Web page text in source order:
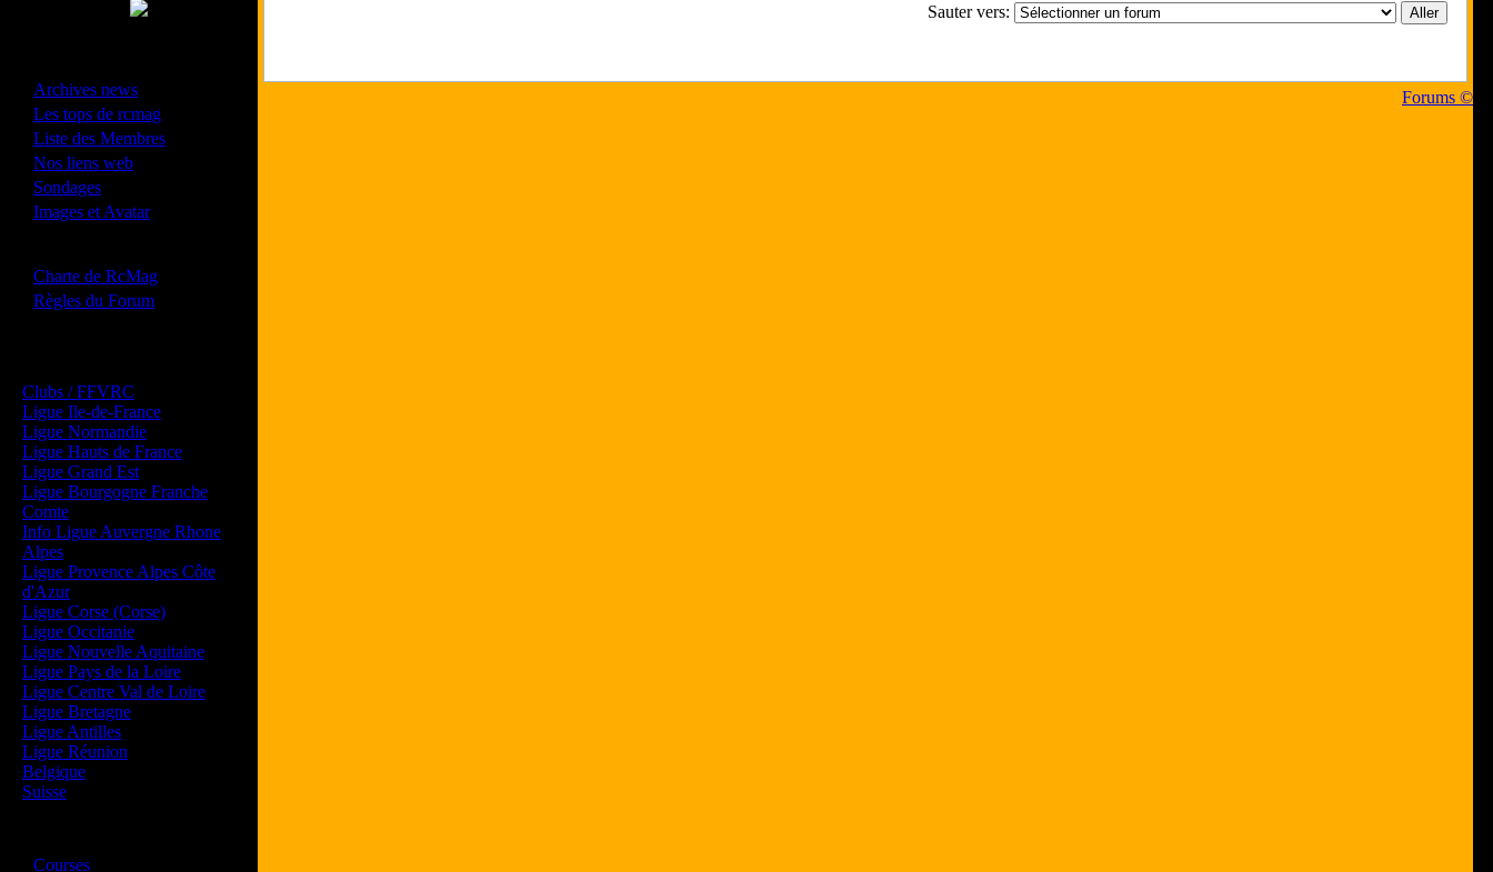
Archives news
Les tops de rcmag
Liste des Membres
Nos liens web
Sondages
Images et Avatar
Charte de RcMag
Règles du Forum
Clubs / FFVRC
Ligue Ile-de-France
Ligue Normandie
Ligue Hauts de France
Ligue Grand Est
Ligue Bourgogne Franche
Comte
Info Ligue Auvergne Rhone
Alpes
Ligue Provence Alpes Côte
d'Azur
Ligue Corse (Corse)
Ligue Occitanie
Ligue Nouvelle Aquitaine
Ligue Pays de la Loire
Ligue Centre Val de Loire
Ligue Bretagne
Ligue Antilles
Ligue Réunion
Belgique
Suisse
Courses
Sauter vers:
Forums ©